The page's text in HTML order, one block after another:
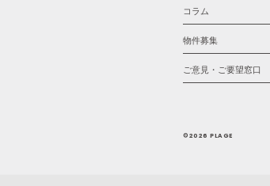
コラム
物件募集
ご意見・ご要望窓口
©2026 PLAGE